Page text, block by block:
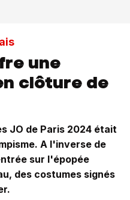
une
clôture de
JO de Paris 2024 était
A l'inverse de
sur l'épopée
des costumes signés